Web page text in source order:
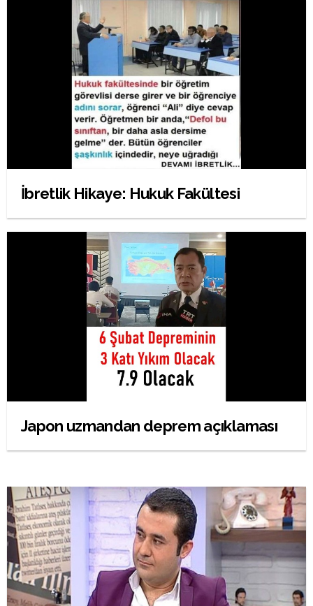
İbretlik Hikaye: Hukuk Fakültesi
Japon uzmandan deprem açıklaması